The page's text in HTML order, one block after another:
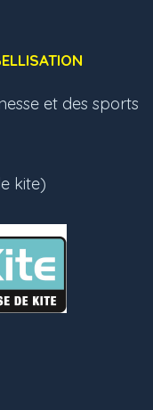
et des sports
kite)